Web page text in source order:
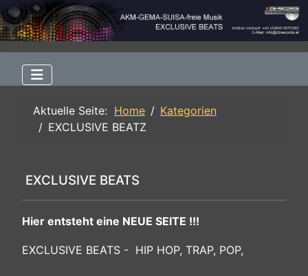
Aktuelle Seite: Home
Kategorien
EXCLUSIVE BEATZ
EXCLUSIVE BEATS
Hier entsteht eine NEUE SEITE !!!
EXCLUSIVE BEATS - HIP HOP, TRAP, POP,